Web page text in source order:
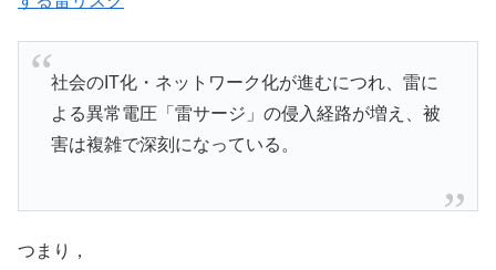
社会のIT化・ネットワーク化が進むにつれ、雷に
よる異常電圧「雷サージ」の侵入経路が増え、被
害は複雑で深刻になっている。
つまり，